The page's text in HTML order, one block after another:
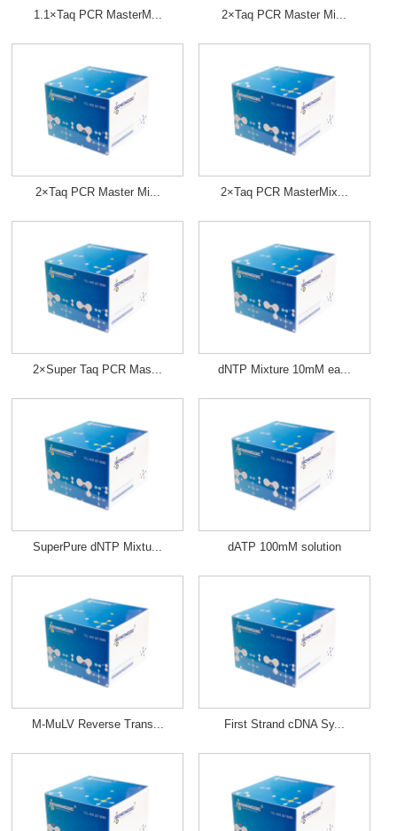
1.1×Taq PCR MasterM... 2×Taq PCR Master Mi...
2×Taq PCR Master Mi... 2×Taq PCR MasterMix...
2×Super Taq PCR Mas... dNTP Mixture 10mM ea...
SuperPure dNTP Mixtu... dATP 100mM solution
M-MuLV Reverse Trans... First Strand cDNA Sy...